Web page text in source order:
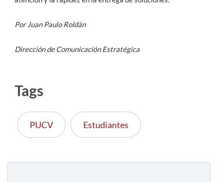
Por Juan Paulo Roldán
Dirección de Comunicación Estratégica
Tags
PUCV Estudiantes